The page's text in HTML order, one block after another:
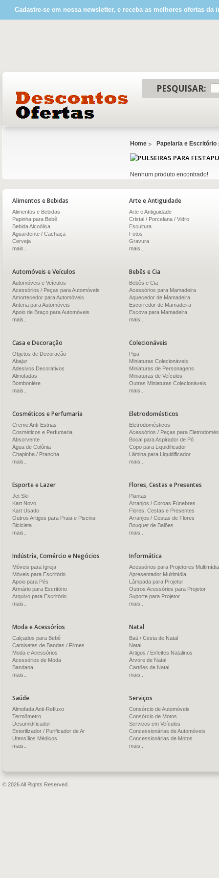
Cadastre-se em nossa newsletter, e receba as melhores ofertas da
PESQUISAR:
Home Papelaria e Escritório
Nenhum produto encontrado!
Alimentos e Bebidas
Alimentos e Bebidas
Papinha para Bebê
Bebida Alcoólica
Aguardente / Cachaça
Cerveja
mais..
Arte e Antiguidade
Arte e Antiguidade
Cristal / Porcelana / Vidro
Escultura
Fotos
Gravura
mais..
Automóveis e Veículos
Automóveis e Veículos
Acessórios / Peças para Automóveis
Amortecedor para Automóveis
Antena para Automóveis
Apoio de Braço para Automóveis
mais..
Bebês e Cia
Bebês e Cia
Acessórios para Mamadeira
Aquecedor de Mamadeira
Escorredor de Mamadeira
Escova para Mamadeira
mais..
Casa e Decoração
Objetos de Decoração
Abajur
Adesivos Decorativos
Almofadas
Bomboniére
mais..
Colecionáveis
Pipa
Miniaturas Colecionáveis
Miniaturas de Personagens
Miniaturas de Veículos
Outras Miniaturas Colecionáveis
mais..
Cosméticos e Perfumaria
Creme Anti-Estrias
Cosméticos e Perfumaria
Absorvente
Água de Colônia
Chapinha / Prancha
mais..
Eletrodomésticos
Eletrodomésticos
Acessórios / Peças para
Bocal para Aspirador de Pó
Copo para Liquidificador
Lâmina para Liquidificador
mais..
Esporte e Lazer
Jet Ski
Kart Novo
Kart Usado
Outros Artigos para Praia e Piscina
Bicicleta
mais..
Flores, Cestas e Presentes
Plantas
Arranjos / Coroas Fúnebres
Flores, Cestas e Presentes
Arranjos / Cestas de Flores
Bouquet de Balões
mais..
Indústria, Comércio e Negócios
Móveis para Igreja
Móveis para Escritório
Apoio para Pés
Armário para Escritório
Arquivo para Escritório
mais..
Informática
Acessórios para Projetores Multimídia
Apresentador Multimídia
Lâmpada para Projetor
Outros Acessórios para Projetor
Suporte para Projetor
mais..
Moda e Acessórios
Calçados para Bebê
Camisetas de Bandas / Filmes
Moda e Acessórios
Acessórios de Moda
Bandana
mais..
Natal
Baú / Cesta de Natal
Natal
Artigos / Enfeites Natalinos
Árvore de Natal
Cartões de Natal
mais..
Saúde
Almofada Anti-Refluxo
Termômetro
Desumidificador
Esterilizador / Purificador de Ar
Utensílios Médicos
mais..
Serviços
Consórcio de Automóveis
Consórcio de Motos
Serviços em Veículos
Concessionárias de Automóveis
Concessionárias de Motos
mais..
© 2026 All Rights Reserved.